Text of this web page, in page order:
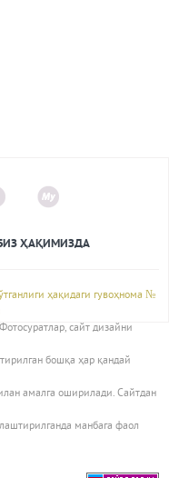
ҲАҚИМИЗДА
ҳақидаги гувоҳнома №
сайт дизайни
бошқа ҳар қандай
амалга оширилади. Сайтдан
манбага фаол